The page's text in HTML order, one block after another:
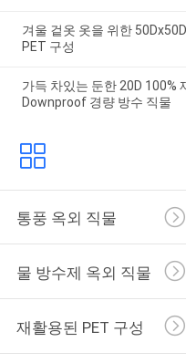
겨울 겉옷 옷을 위한
PET 구성
가득 차있는 둔한 20D 100%
Downproof 경량 방수 직물
통풍 옥외 직물
물 방수제 옥외 직물
재활용된 PET 구성